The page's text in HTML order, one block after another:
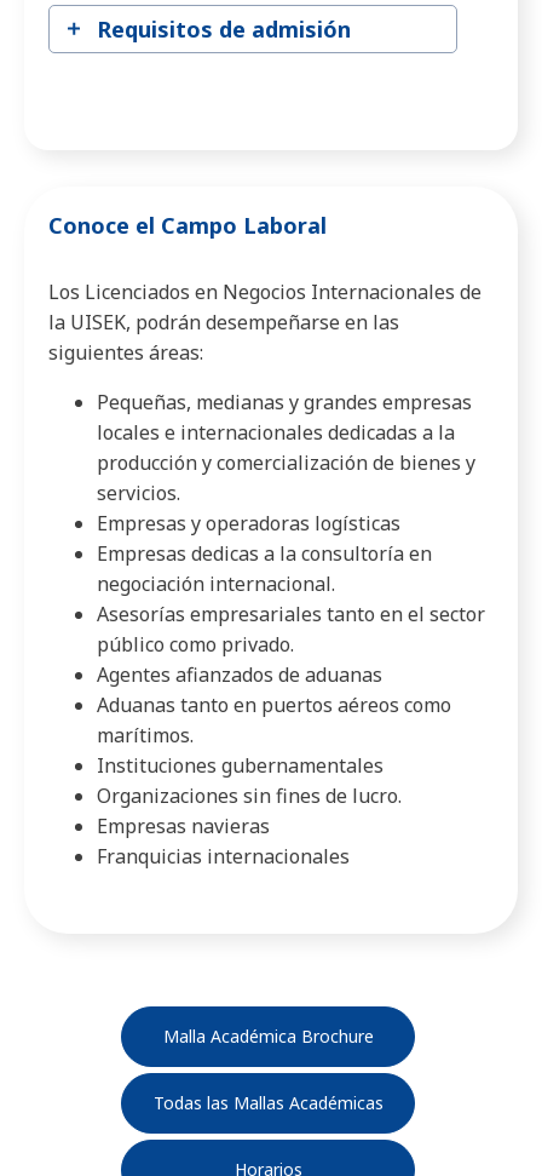
Requisitos de admisión
Conoce el Campo Laboral
Los Licenciados en Negocios Internacionales de
la UISEK, podrán desempeñarse en las
siguientes áreas:
Pequeñas, medianas y grandes empresas
locales e internacionales dedicadas a la
producción y comercialización de bienes y
servicios.
Empresas y operadoras logísticas
Empresas dedicas a la consultoría en
negociación internacional.
Asesorías empresariales tanto en el sector
público como privado.
Agentes afianzados de aduanas
Aduanas tanto en puertos aéreos como
marítimos.
Instituciones gubernamentales
Organizaciones sin fines de lucro.
Empresas navieras
Franquicias internacionales
Malla Académica Brochure
Todas las Mallas Académicas
Horarios